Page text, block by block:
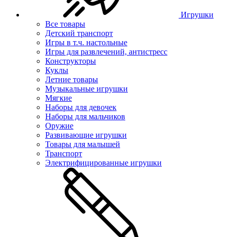
Игрушки
Все товары
Детский транспорт
Игры в т.ч. настольные
Игры для развлечений, антистресс
Конструкторы
Куклы
Летние товары
Музыкальные игрушки
Мягкие
Наборы для девочек
Наборы для мальчиков
Оружие
Развивающие игрушки
Товары для малышей
Транспорт
Электрифицированные игрушки